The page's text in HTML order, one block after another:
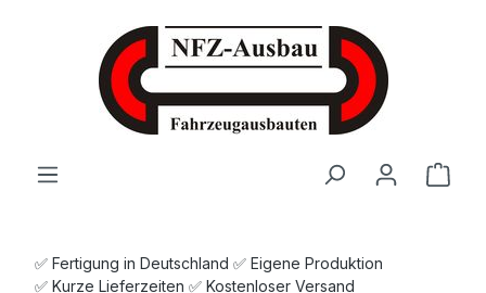
Zum Hauptinhalt springen
✅ Fertigung in Deutschland ✅ Eigene Produktion
✅ Kurze Lieferzeiten ✅ Kostenloser Versand